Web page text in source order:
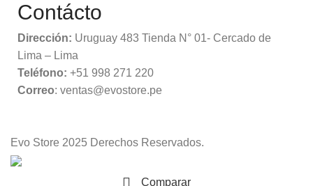
Contácto
Dirección: Uruguay 483 Tienda N° 01- Cercado de
Lima – Lima
Teléfono: +51 998 271 220
Correo: ventas@evostore.pe
Evo Store 2025 Derechos Reservados.
Comparar